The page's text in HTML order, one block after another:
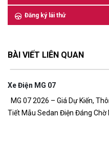
Đăng ký lái thử
BÀI VIẾT LIÊN QUAN
Xe Điện MG 07
MG 07 2026 – Giá Dự Kiến,
Tiết Mẫu Sedan Điện Đáng Chờ